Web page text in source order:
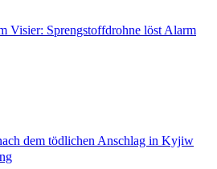
Visier: Sprengstoffdrohne löst Alarm
dem tödlichen Anschlag in Kyjiw